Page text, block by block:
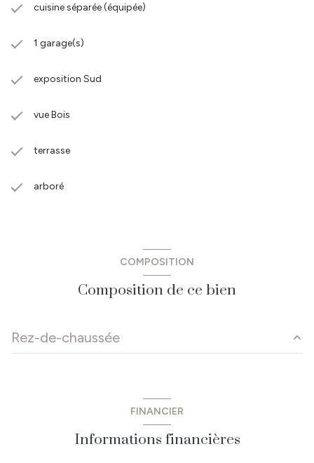
cuisine séparée (équipée)
1 garage(s)
exposition Sud
vue Bois
terrasse
arboré
COMPOSITION
Composition de ce bien
Rez-de-chaussée
FINANCIER
Informations financières